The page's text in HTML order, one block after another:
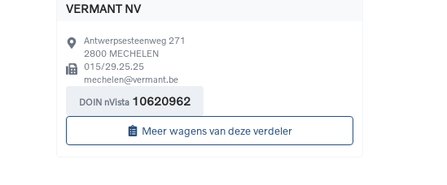
VERMANT NV
Antwerpsesteenweg 271
2800 MECHELEN
015/29.25.25
mechelen@vermant.be
DOIN nVista 10620962
Meer wagens van deze verdeler